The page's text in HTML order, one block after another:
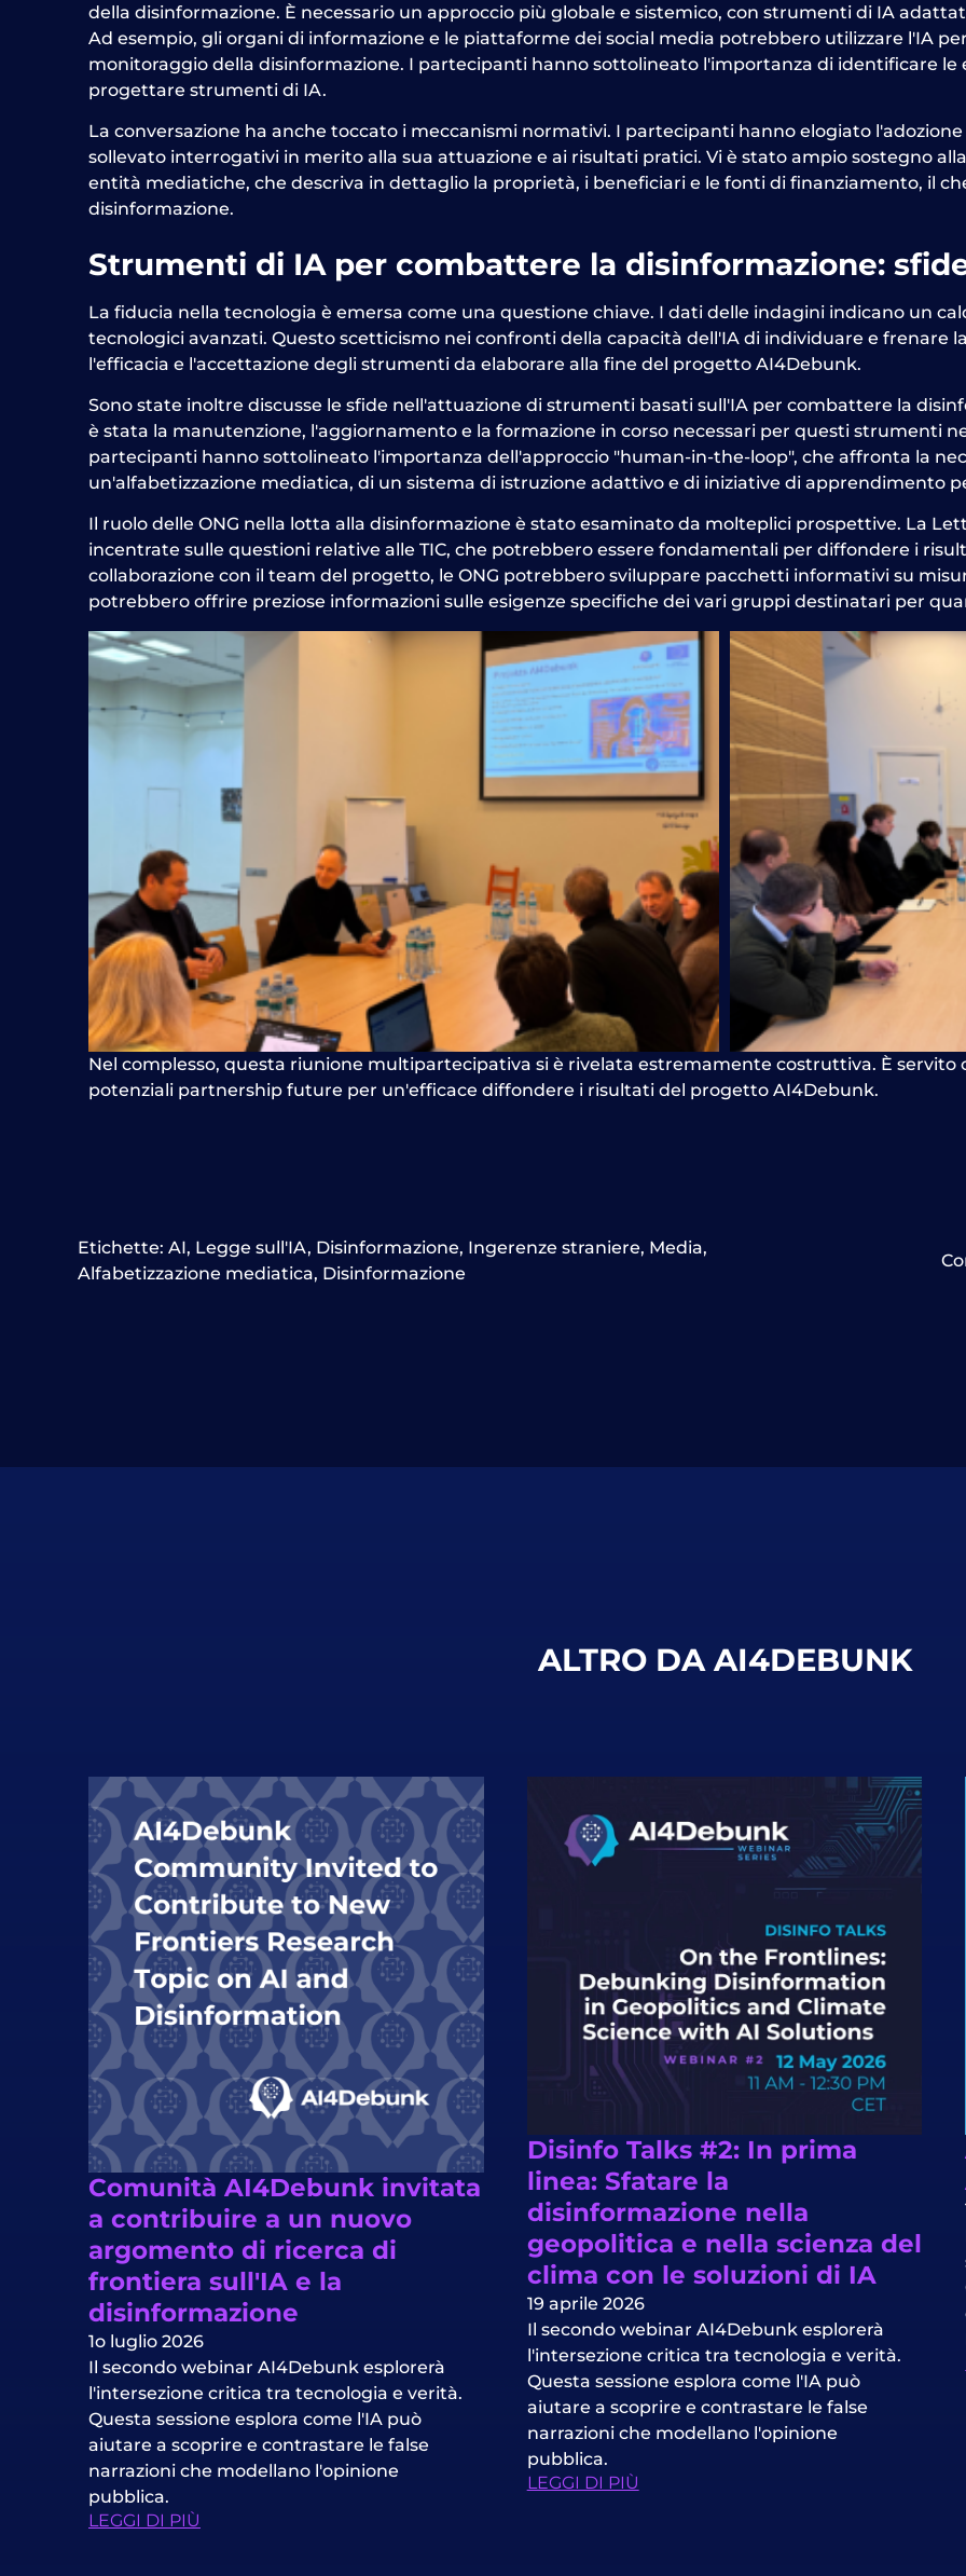
della disinformazione. È necessario un approccio più globale e sistemico, con strumenti di IA
Ad esempio, gli organi di informazione e le piattaforme dei social media potrebbero utilizzare l'IA
monitoraggio della disinformazione. I partecipanti hanno sottolineato l'importanza di identificare
progettare strumenti di IA.
La conversazione ha anche toccato i meccanismi normativi. I partecipanti hanno elogiato
sollevato interrogativi in merito alla sua attuazione e ai risultati pratici. Vi è stato ampio sostegno
entità mediatiche, che descriva in dettaglio la proprietà, i beneficiari e le fonti di finanziamento, il
disinformazione.
Strumenti di IA per combattere la disinformazione:
La fiducia nella tecnologia è emersa come una questione chiave. I dati delle indagini indicano un
tecnologici avanzati. Questo scetticismo nei confronti della capacità dell'IA di individuare e frenare
l'efficacia e l'accettazione degli strumenti da elaborare alla fine del progetto AI4Debunk.
Sono state inoltre discusse le sfide nell'attuazione di strumenti basati sull'IA per combattere la
è stata la manutenzione, l'aggiornamento e la formazione in corso necessari per questi strumenti
partecipanti hanno sottolineato l'importanza dell'approccio "human-in-the-loop", che affronta la
un'alfabetizzazione mediatica, di un sistema di istruzione adattivo e di iniziative di apprendimento
Il ruolo delle ONG nella lotta alla disinformazione è stato esaminato da molteplici prospettive. La
incentrate sulle questioni relative alle TIC, che potrebbero essere fondamentali per diffondere i
collaborazione con il team del progetto, le ONG potrebbero sviluppare pacchetti informativi su
potrebbero offrire preziose informazioni sulle esigenze specifiche dei vari gruppi destinatari per
Nel complesso, questa riunione multipartecipativa si è rivelata estremamente costruttiva. È servito
potenziali partnership future per un'efficace diffondere i risultati del progetto AI4Debunk.
Etichette: AI, Legge sull'IA, Disinformazione, Ingerenze straniere, Media,
Alfabetizzazione mediatica, Disinformazione
ALTRO DA AI4DEBUNK
Comunità AI4Debunk invitata
a contribuire a un nuovo
argomento di ricerca di
frontiera sull'IA e la
disinformazione
1o luglio 2026
Il secondo webinar AI4Debunk esplorerà
l'intersezione critica tra tecnologia e verità.
Questa sessione esplora come l'IA può
aiutare a scoprire e contrastare le false
narrazioni che modellano l'opinione
pubblica.
LEGGI DI PIÙ
Disinfo Talks #2: In prima
linea: Sfatare la
disinformazione nella
geopolitica e nella scienza del
clima con le soluzioni di IA
19 aprile 2026
Il secondo webinar AI4Debunk esplorerà
l'intersezione critica tra tecnologia e verità.
Questa sessione esplora come l'IA può
aiutare a scoprire e contrastare le false
narrazioni che modellano l'opinione
pubblica.
LEGGI DI PIÙ